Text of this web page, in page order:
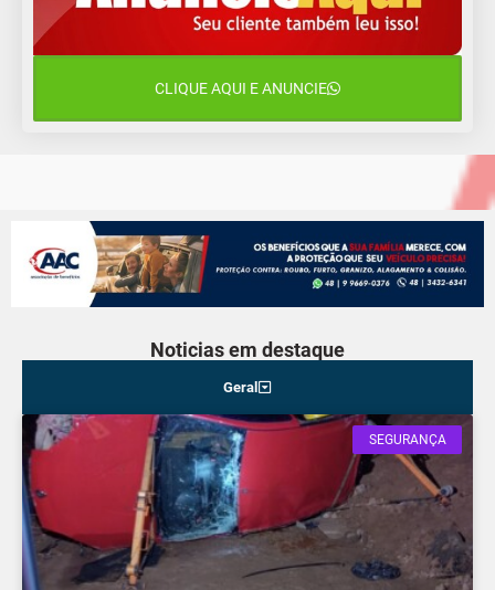
CLIQUE AQUI E ANUNCIE
Noticias em destaque
Geral
SEGURANÇA